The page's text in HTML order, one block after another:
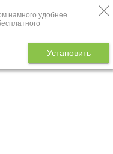
намного удобнее
Установить